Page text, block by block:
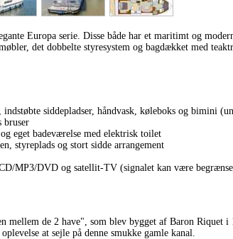
Europa serie. Disse både har et maritimt og
det dobbelte styresystem og bagdækket med
siddepladser, håndvask, køleboks og bimini
bruser
eget badeværelse med elektrisk toilet
styreplads og stort sidde arrangement
MP3/DVD og satellit-TV (signalet kan være
mellem de 2 have", som blev bygget af Baron Riquet
at sejle på denne smukke gamle kanal.